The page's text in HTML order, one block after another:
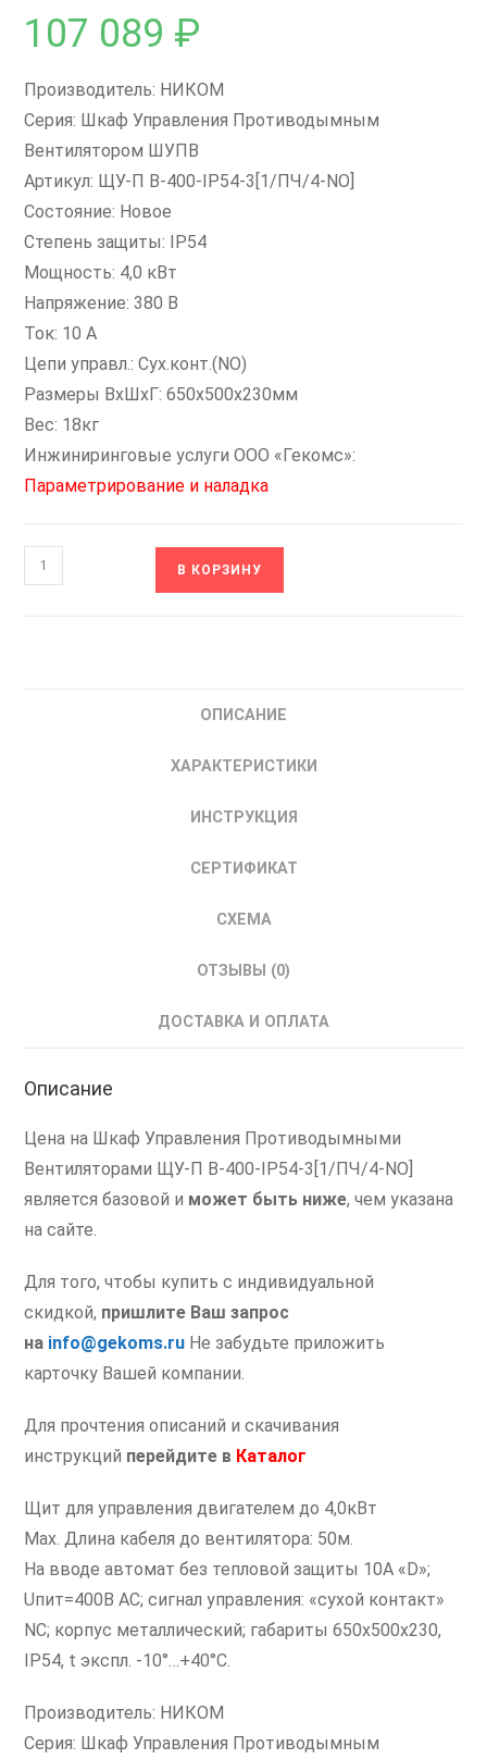
107 089 ₽
Производитель: НИКОМ
Серия: Шкаф Управления Противодымным
Вентилятором ШУПВ
Артикул: ЩУ-П В-400-IP54-3[1/ПЧ/4-NO]
Состояние: Новое
Степень защиты: IP54
Мощность: 4,0 кВт
Напряжение: 380 В
Ток: 10 А
Цепи управл.: Сух.конт.(NO)
Размеры ВxШxГ: 650х500х230мм
Вес: 18кг
Инжиниринговые услуги ООО «Гекомс»:
Параметрирование и наладка
Количество
товара
В КОРЗИНУ
ОПИСАНИЕ
ХАРАКТЕРИСТИКИ
ИНСТРУКЦИЯ
СЕРТИФИКАТ
СХЕМА
ОТЗЫВЫ (0)
ДОСТАВКА И ОПЛАТА
Описание
Цена на Шкаф Управления Противодымными
Вентиляторами ЩУ-П В-400-IP54-3[1/ПЧ/4-NO]
является базовой и может быть ниже, чем указана
на сайте.
Для того, чтобы купить с индивидуальной
скидкой, пришлите Ваш запрос
на info@gekoms.ru Не забудьте приложить
карточку Вашей компании.
Для прочтения описаний и скачивания
инструкций перейдите в Каталог
Щит для управления двигателем до 4,0кВт
Мах. Длина кабеля до вентилятора: 50м.
На вводе автомат без тепловой защиты 10A «D»;
Uпит=400В AC; сигнал управления: «сухой контакт»
NC; корпус металлический; габариты 650х500х230,
IP54, t экспл. -10°…+40°C.
Производитель: НИКОМ
Серия: Шкаф Управления Противодымным